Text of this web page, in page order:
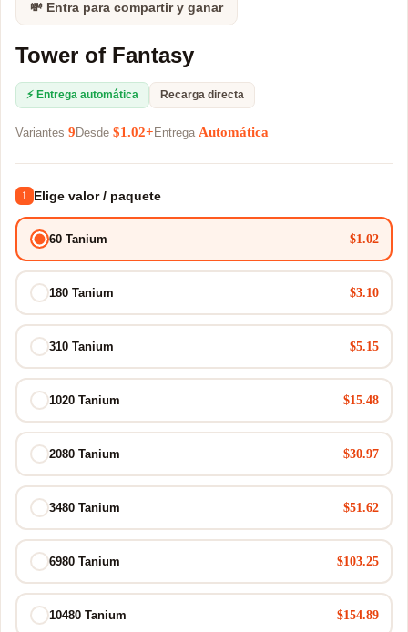
💸 Entra para compartir y ganar
Tower of Fantasy
⚡ Entrega automática Recarga directa
Variantes 9 Desde $1.02+ Entrega Automática
1 Elige valor / paquete
60 Tanium $1.02
180 Tanium $3.10
310 Tanium $5.15
1020 Tanium $15.48
2080 Tanium $30.97
3480 Tanium $51.62
6980 Tanium $103.25
10480 Tanium $154.89